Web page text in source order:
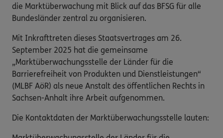
die Marktüberwachung mit Blick auf das BFSG für alle
Bundesländer zentral zu organisieren.
Mit Inkrafttreten dieses Staatsvertrages am 26.
September 2025 hat die gemeinsame
„Marktüberwachungsstelle der Länder für die
Barrierefreiheit von Produkten und Dienstleistungen“
(MLBF AöR) als neue Anstalt des öffentlichen Rechts in
Sachsen-Anhalt ihre Arbeit aufgenommen.
Die Kontaktdaten der Marktüberwachungsstelle lauten: